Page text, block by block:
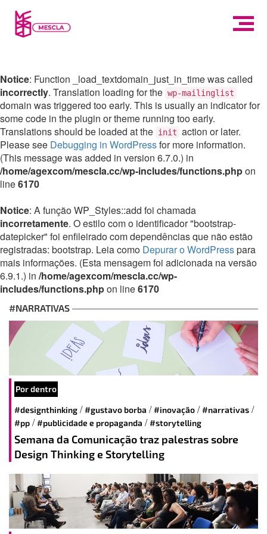
Notice: Function _load_textdomain_just_in_time was called
incorrectly. Translation loading for the wp-mailinglist
domain was triggered too early. This is usually an indicator for
some code in the plugin or theme running too early.
Translations should be loaded at the init action or later.
Please see Debugging in WordPressfor more information.
(This message was added in version 6.7.0.) in
/home/agexcom/mescla.cc/wp-includes/functions.phpon
line6170
Notice: A função WP_Styles::add foi chamada
incorretamente. O estilo com o identificador "bootstrap-
datepicker" foi enfileirado com dependências que não estão
registradas: bootstrap. Leia como Depurar o WordPresspara
mais informações. (Esta mensagem foi adicionada na versão
6.9.1.) in /home/agexcom/mescla.cc/wp-
includes/functions.phpon line6170
#NARRATIVAS
Por dentro
#designthinking /#gustavo borba /#inovação /#narrativas /
#pp /#publicidade e propaganda /#storytelling
Semana da Comunicação traz palestras sobre
Design Thinking e Storytelling